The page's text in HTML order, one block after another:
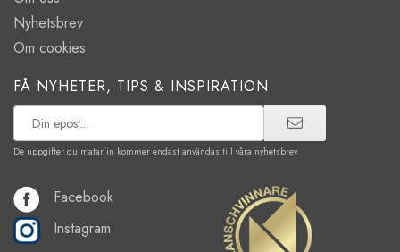
Nyhetsbrev
Om cookies
FÅ NYHETER, TIPS & INSPIRATION
De uppgifter du matar in kommer endast användas till våra nyhetsbrev.
Facebook
Instagram